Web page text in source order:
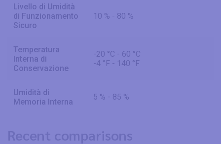
Livello di Umidità
di Funzionamento
Sicuro
10 % - 80 %
Temperatura
Interna di
Conservazione
-20 °C - 60 °C
-4 °F - 140 °F
Umidità di
Memoria Interna
5 % - 85 %
Recent comparisons